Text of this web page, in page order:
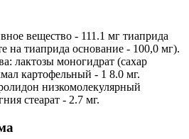
вещество - 111.1 мг тиаприда
на тиаприда основание - 100,0 мг).
лактозы моногидрат (сахар
картофельный - 1 8.0 мг.
низкомолекулярный
стеарат - 2.7 мг.